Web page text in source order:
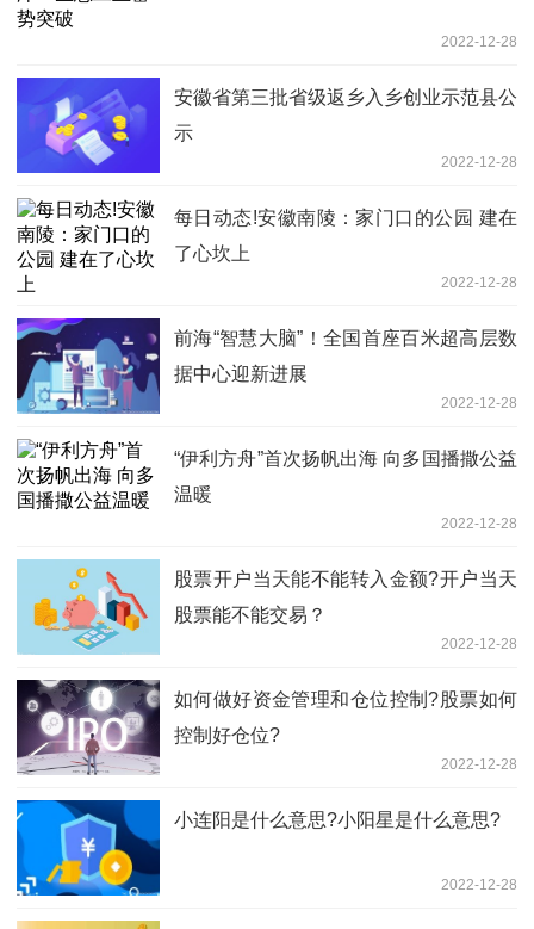
2022-12-28
​安徽省第三批省级返乡入乡创业示范县公
示
2022-12-28
每日动态!安徽南陵：家门口的公园 建在
了心坎上
2022-12-28
前海“智慧大脑”！全国首座百米超高层数
据中心迎新进展
2022-12-28
“伊利方舟”首次扬帆出海 向多国播撒公益
温暖
2022-12-28
股票开户当天能不能转入金额?开户当天
股票能不能交易？
2022-12-28
如何做好资金管理和仓位控制?股票如何
控制好仓位?
2022-12-28
小连阳是什么意思?小阳星是什么意思?
2022-12-28